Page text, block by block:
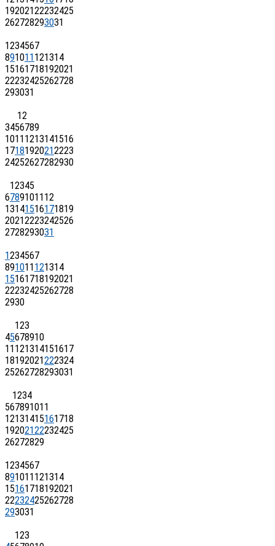
19202122232425
262728293031
1234567
891011 121314
15161718192021
22232425262728
293031
12
3456789
1011 1213141516
17181920212223
24252627282930
12345
67891011 12
13141516171819
20212223242526
2728293031
1234567
891011 121314
15161718192021
22232425262728
2930
123
45678910
11 121314151617
18192021222324
25262728293031
1234
567891011
12131415161718
19202122232425
26272829
1234567
891011 121314
15161718192021
22232425262728
293031
123